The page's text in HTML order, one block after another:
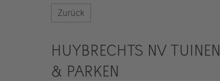
Zurück
HUYBRECHTS NV TUINEN
& PARKEN